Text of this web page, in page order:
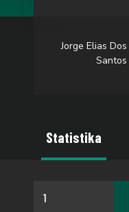
Jorge Elias Dos
Santos
Statistika
1